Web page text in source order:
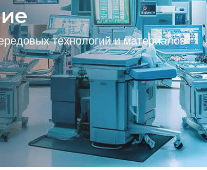
технологий и материалов